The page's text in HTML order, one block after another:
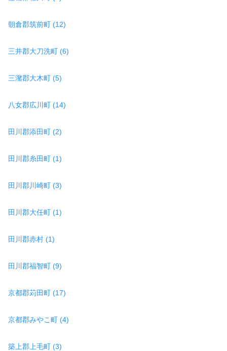
朝倉郡筑前町 (12)
三井郡大刀洗町 (6)
三潴郡大木町 (5)
八女郡広川町 (14)
田川郡添田町 (2)
田川郡糸田町 (1)
田川郡川崎町 (3)
田川郡大任町 (1)
田川郡赤村 (1)
田川郡福智町 (9)
京都郡苅田町 (17)
京都郡みやこ町 (4)
築上郡上毛町 (3)